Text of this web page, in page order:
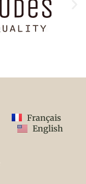
Français
English